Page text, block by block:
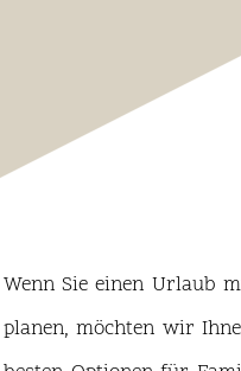
Wenn Sie einen Urlaub
planen, möchten wir